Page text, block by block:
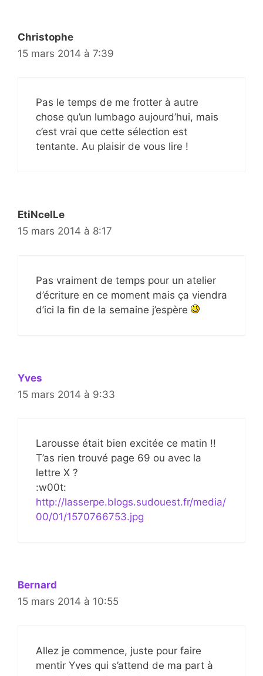
Christophe
15 mars 2014 à 7:39
Pas le temps de me frotter à autre
chose qu’un lumbago aujourd’hui, mais
c’est vrai que cette sélection est
tentante. Au plaisir de vous lire !
EtiNcelLe
15 mars 2014 à 8:17
Pas vraiment de temps pour un atelier
d’écriture en ce moment mais ça viendra
d’ici la fin de la semaine j’espère
Yves
15 mars 2014 à 9:33
Larousse était bien excitée ce matin !!
T’as rien trouvé page 69 ou avec la
lettre X ?
:w00t:
http://lasserpe.blogs.sudouest.fr/media/
00/01/1570766753.jpg
Bernard
15 mars 2014 à 10:55
Allez je commence, juste pour faire
mentir Yves qui s’attend de ma part à